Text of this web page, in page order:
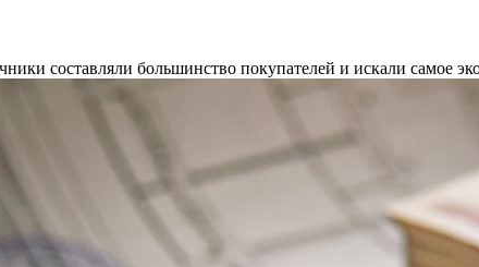
составляли большинство покупателей и искали самое